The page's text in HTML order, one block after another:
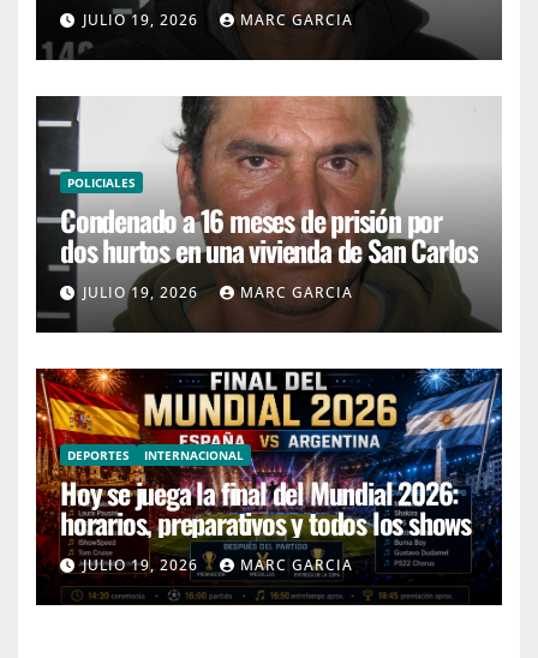
JULIO 19, 2026 MARC GARCIA
POLICIALES
Condenado a 16 meses de prisión por
dos hurtos en una vivienda de San Carlos
JULIO 19, 2026 MARC GARCIA
DEPORTES INTERNACIONAL
Hoy se juega la final del Mundial 2026:
horarios, preparativos y todos los shows
JULIO 19, 2026 MARC GARCIA